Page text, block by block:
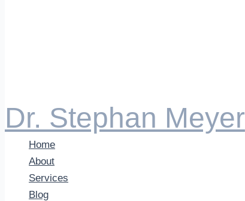
Dr. Stephan Meyer
Home
About
Services
Blog